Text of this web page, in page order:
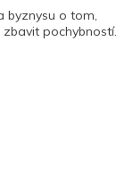
byznysu o tom,
pochybností.